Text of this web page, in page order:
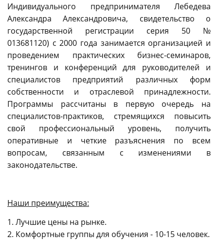
Индивидуального предпринимателя Лебедева
Александра Александровича, свидетельство о
государственной регистрации серия 50 №
013681120) с 2000 года занимается организацией и
проведением практических бизнес-семинаров,
тренингов и конференций для руководителей и
специалистов предприятий различных форм
собственности и отраслевой принадлежности.
Программы рассчитаны в первую очередь на
специалистов-практиков, стремящихся повысить
свой профессиональный уровень, получить
оперативные и четкие разъяснения по всем
вопросам, связанным с изменениями в
законодательстве.
Наши преимущества:
1. Лучшие цены на рынке.
2. Комфортные группы для обучения - 10-15 человек.